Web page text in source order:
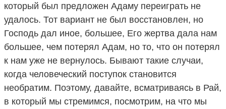
который был предложен Адаму переиграть не
удалось. Тот вариант не был восстановлен, но
Господь дал иное, большее, Его жертва дала нам
большее, чем потерял Адам, но то, что он потерял
к нам уже не вернулось. Бывают такие случаи,
когда человеческий поступок становится
необратим. Поэтому, давайте, всматриваясь в Рай,
в который мы стремимся, посмотрим, на что мы